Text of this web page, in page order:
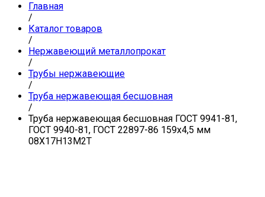
Главная
/
Каталог товаров
/
Нержавеющий металлопрокат
/
Трубы нержавеющие
/
Труба нержавеющая бесшовная
/
Труба нержавеющая бесшовная ГОСТ 9941-81,
ГОСТ 9940-81, ГОСТ 22897-86 159х4,5 мм
08Х17Н13М2Т